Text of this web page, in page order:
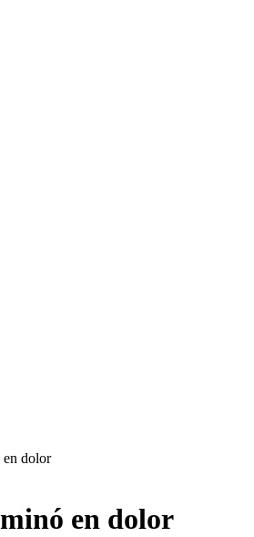
en dolor
en dolor